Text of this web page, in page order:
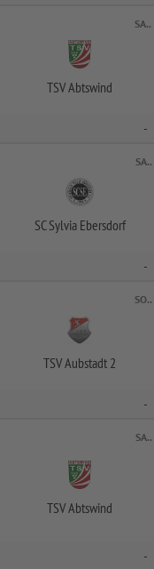
SA..
TSV Abtswind
-
SA..
SC Sylvia Ebersdorf
-
SO..
TSV Aubstadt 2
-
SA..
TSV Abtswind
-